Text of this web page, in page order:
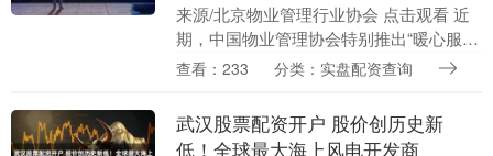
来源/北京物业管理行业协会 点击观看 近
期，中国物业管理协会特别推出“暖心服务
携手同行”2025物业管理公益大讲堂“第八
....
查看：233 分类：实盘配资查询
武汉股票配资开户 股价创历史新
低！全球最大海上风电开发商